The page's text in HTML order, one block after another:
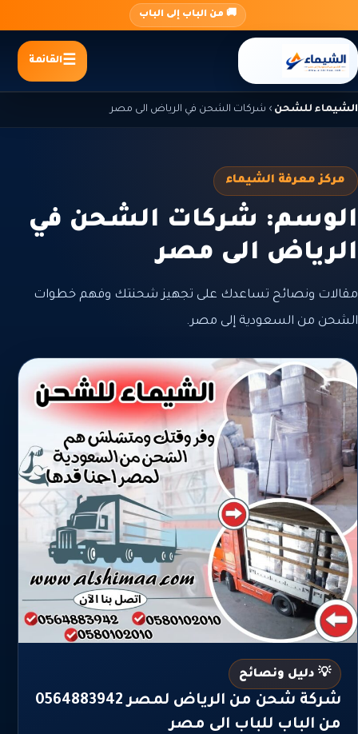
المحتوى
🚚 من الباب إلى الباب
القائمة
الشيماء للشحن › شركات الشحن في الرياض الى مصر
مركز معرفة الشيماء
الوسم: شركات الشحن في
الرياض الى مصر
مقالات ونصائح تساعدك على تجهيز شحنتك وفهم خطوات
الشحن من السعودية إلى مصر.
💡 دليل ونصائح
شركة شحن من الرياض لمصر 0564883942
من الباب للباب الى مصر